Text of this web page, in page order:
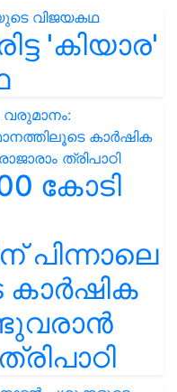
'കിയാര'
കോടി
പിന്നാലെ
കാർഷിക